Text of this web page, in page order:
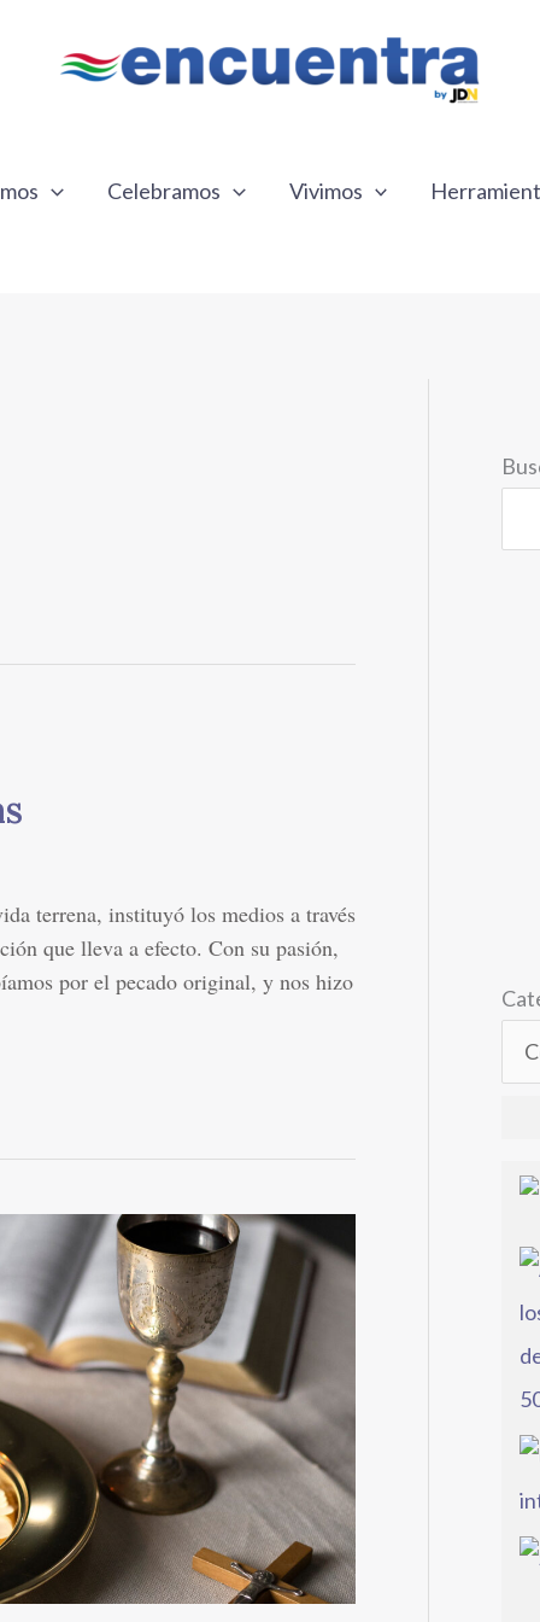
Celebramos Vivimos
terrena, instituyó los medios a través
que lleva a efecto. Con su pasión,
por el pecado original, y nos hizo